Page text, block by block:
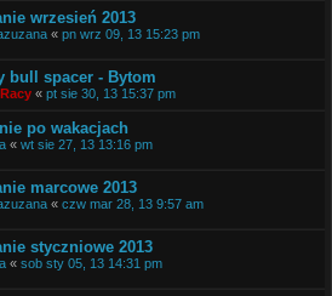
wrzesień 2013
« pn wrz 09, 13 15:23 pm
bull spacer - Bytom
« pt sie 30, 13 15:37 pm
po wakacjach
« wt sie 27, 13 13:16 pm
marcowe 2013
« czw mar 28, 13 9:57 am
styczniowe 2013
« sob sty 05, 13 14:31 pm